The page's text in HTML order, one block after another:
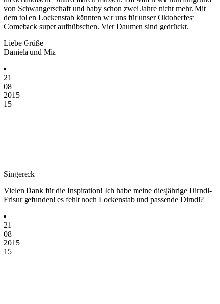
von Schwangerschaft und baby schon zwei Jahre nicht mehr. Mit
dem tollen Lockenstab könnten wir uns für unser Oktoberfest
Comeback super aufhübschen. Vier Daumen sind gedrückt.
Liebe Grüße
Daniela und Mia
21
08
2015
15
Singereck
Vielen Dank für die Inspiration! Ich habe meine diesjährige Dirndl-
Frisur gefunden! es fehlt noch Lockenstab und passende Dirndl?
21
08
2015
15